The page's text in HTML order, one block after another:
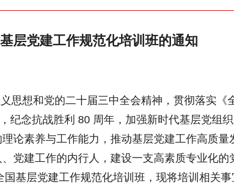
层党建工作规范化培训班的通知
思想和党的二十届三中全会精神，贯彻落实《
纪念抗战胜利 80 周年，加强新时代基层党组
论素养与工作能力，推动基层党建工作高质量
党建工作的内行人，建设一支高素质专业化的
基层党建工作规范化培训班，现将培训相关事